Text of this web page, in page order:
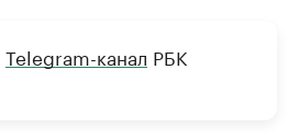
Telegram-канал РБК